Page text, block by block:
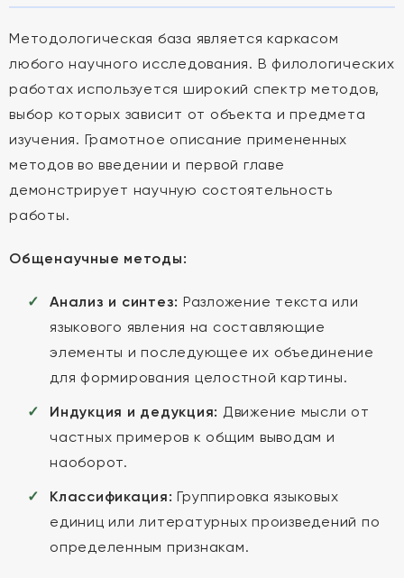
Методологическая база является каркасом
любого научного исследования. В филологических
работах используется широкий спектр методов,
выбор которых зависит от объекта и предмета
изучения. Грамотное описание примененных
методов во введении и первой главе
демонстрирует научную состоятельность
работы.
Общенаучные методы:
Анализ и синтез: Разложение текста или
языкового явления на составляющие
элементы и последующее их объединение
для формирования целостной картины.
Индукция и дедукция: Движение мысли от
частных примеров к общим выводам и
наоборот.
Классификация: Группировка языковых
единиц или литературных произведений по
определенным признакам.